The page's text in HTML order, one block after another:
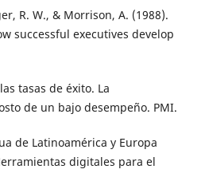
R. W., & Morrison, A. (1988).
successful executives develop
tasas de éxito. La
de un bajo desempeño. PMI.
de Latinoamérica y Europa
digitales para el